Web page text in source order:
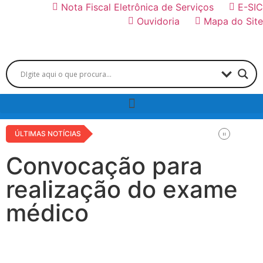
Nota Fiscal Eletrônica de Serviços
E-SIC
Ouvidoria
Mapa do Site
ÚLTIMAS NOTÍCIAS
Convocação para
realização do exame
médico